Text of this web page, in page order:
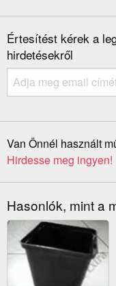
Értesítést kérek a
hirdetésekről
Van Önnél használt
Hirdesse meg ingyen!
Hasonlók, mint a